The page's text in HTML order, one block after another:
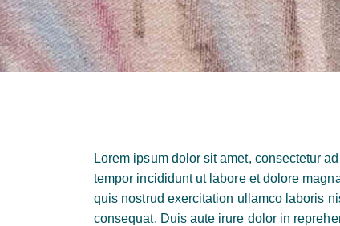
Lorem ipsum dolor sit amet, consectetur
tempor incididunt ut labore et dolore
quis nostrud exercitation ullamco laboris
consequat. Duis aute irure dolor in